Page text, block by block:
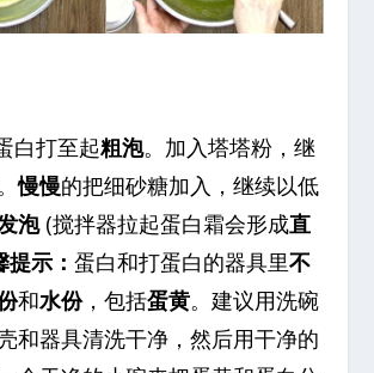
白打至起粗泡。加入塔塔粉，继
慢慢的把细砂糖加入，继续以低
泡(搅拌器拉起蛋白霜会形成直
提示：蛋白和打蛋白的器具里不
和水份，包括蛋黄。建议用洗碗
和器具清洗干净，然后用干净的